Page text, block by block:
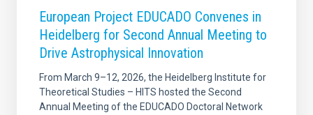
European Project EDUCADO Convenes in
Heidelberg for Second Annual Meeting to
Drive Astrophysical Innovation
From March 9–12, 2026, the Heidelberg Institute for
Theoretical Studies – HITS hosted the Second
Annual Meeting of the EDUCADO Doctoral Network